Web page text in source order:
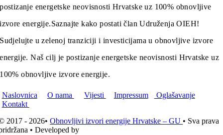
postizanje energetske neovisnosti Hrvatske uz 100% obnovljive
izvore energije.Saznajte kako postati član Udruženja OIEH!
Sudjelujte u zelenoj tranziciji i investicijama u obnovljive izvore
energije. Naš cilj je postizanje energetske neovisnosti Hrvatske uz
100% obnovljive izvore energije.
Naslovnica O nama Vijesti Impressum
Oglašavanje
Kontakt
2017 - 2026•Obnovljivi izvori energije Hrvatske – GU • Sva prava
• Developed by